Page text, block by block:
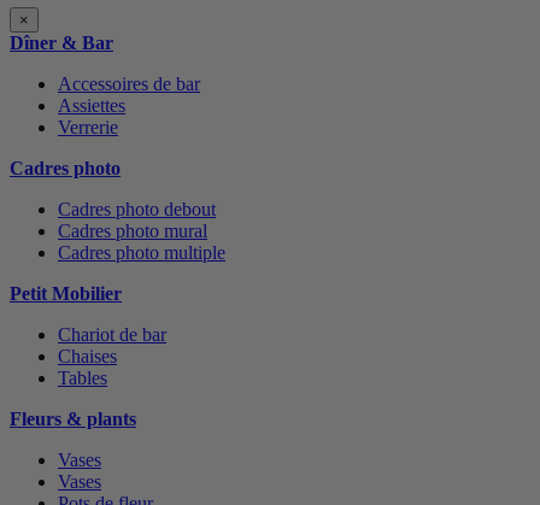
Shop
categories
×
Dîner & Bar
Accessoires de bar
Assiettes
Verrerie
Cadres photo
Cadres photo debout
Cadres photo mural
Cadres photo multiple
Petit Mobilier
Chariot de bar
Chaises
Tables
Fleurs & plants
Vases
Vases